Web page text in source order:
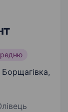
Борщагівка,